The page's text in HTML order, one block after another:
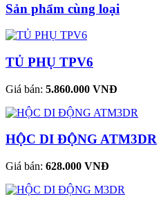
Sản phẩm cùng loại
TỦ PHỤ TPV6
Giá bán: 5.860.000 VNĐ
HỘC DI ĐỘNG ATM3DR
Giá bán: 628.000 VNĐ